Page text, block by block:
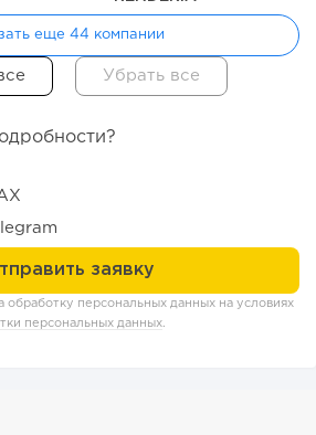
рублей до бизнеса стоимостью
еще 44 компании
обработку персональных данных на условиях
персональных данных.